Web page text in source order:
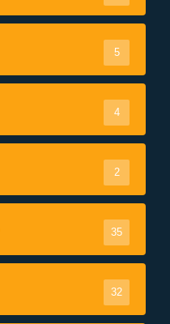
5
4
2
35
32